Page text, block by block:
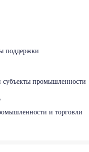
поддержки
субъекты промышленности
и торговли